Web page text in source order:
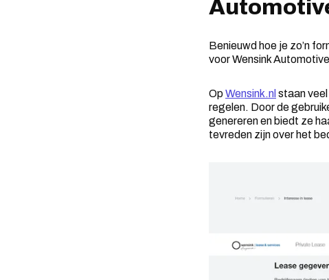
Benieuwd hoe je zo’n
voor Wensink
OpWensink.nl staan veel
regelen. Door de
genereren en biedt ze
tevreden zijn over het